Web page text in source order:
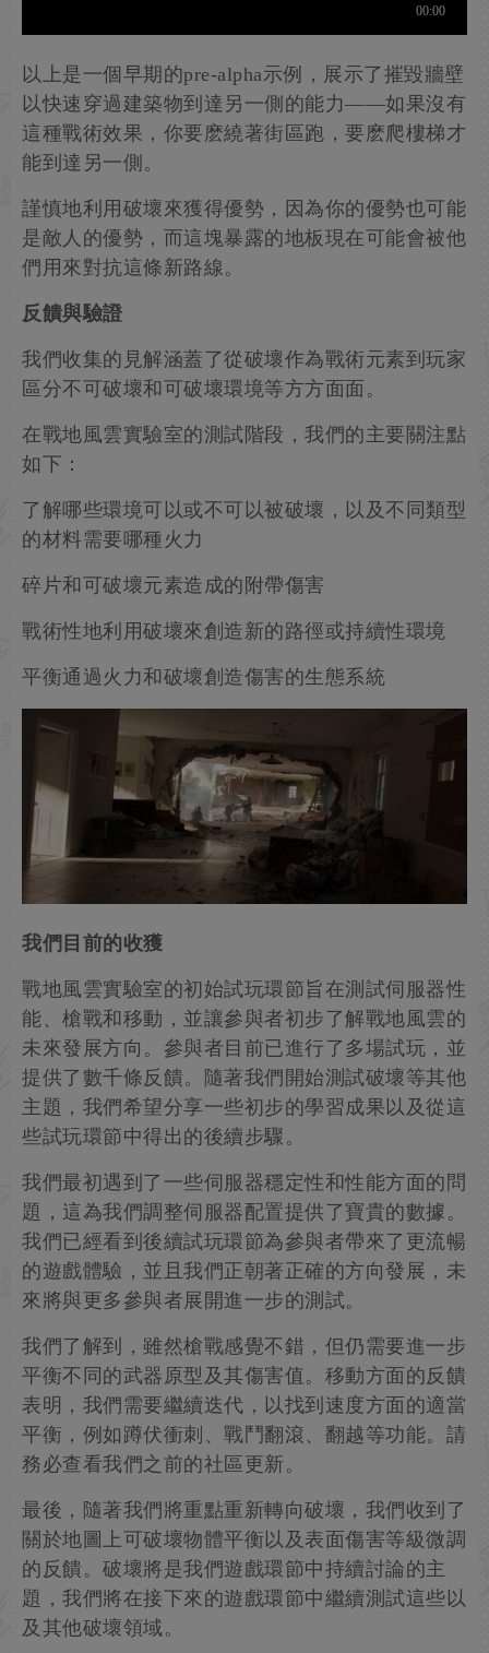
以上是一個早期的pre-alpha示例，展示了摧毀牆壁
以快速穿過建築物到達另一側的能力——如果沒有
這種戰術效果，你要麽繞著街區跑，要麽爬樓梯才
能到達另一側。
謹慎地利用破壞來獲得優勢，因為你的優勢也可能
是敵人的優勢，而這塊暴露的地板現在可能會被他
們用來對抗這條新路線。
反饋與驗證
我們收集的見解涵蓋了從破壞作為戰術元素到玩家
區分不可破壞和可破壞環境等方方面面。
在戰地風雲實驗室的測試階段，我們的主要關注點
如下：
了解哪些環境可以或不可以被破壞，以及不同類型
的材料需要哪種火力
碎片和可破壞元素造成的附帶傷害
戰術性地利用破壞來創造新的路徑或持續性環境
平衡通過火力和破壞創造傷害的生態系統
我們目前的收獲
戰地風雲實驗室的初始試玩環節旨在測試伺服器性
能、槍戰和移動，並讓參與者初步了解戰地風雲的
未來發展方向。參與者目前已進行了多場試玩，並
提供了數千條反饋。隨著我們開始測試破壞等其他
主題，我們希望分享一些初步的學習成果以及從這
些試玩環節中得出的後續步驟。
我們最初遇到了一些伺服器穩定性和性能方面的問
題，這為我們調整伺服器配置提供了寶貴的數據。
我們已經看到後續試玩環節為參與者帶來了更流暢
的遊戲體驗，並且我們正朝著正確的方向發展，未
來將與更多參與者展開進一步的測試。
我們了解到，雖然槍戰感覺不錯，但仍需要進一步
平衡不同的武器原型及其傷害值。移動方面的反饋
表明，我們需要繼續迭代，以找到速度方面的適當
平衡，例如蹲伏衝刺、戰鬥翻滾、翻越等功能。請
務必查看我們之前的社區更新。
最後，隨著我們將重點重新轉向破壞，我們收到了
關於地圖上可破壞物體平衡以及表面傷害等級微調
的反饋。破壞將是我們遊戲環節中持續討論的主
題，我們將在接下來的遊戲環節中繼續測試這些以
及其他破壞領域。